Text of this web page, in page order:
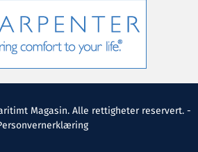
Magasin. Alle rettigheter reservert. -